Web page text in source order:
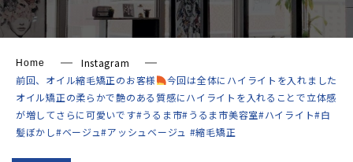
Home
Instagram
前回、オイル縮毛矯正のお客様‍
今回は全体にハイライトを入れました
オイル矯正の柔らかで艶のある質感にハイライトを入れることで立体感
が増してさらに可愛いです#うるま市#うるま市美容室#ハイライト#白
髪ぼかし#ベージュ#アッシュベージュ #縮毛矯正